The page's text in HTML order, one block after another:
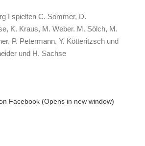
I spielten C. Sommer, D.
K. Kraus, M. Weber. M. Sölch, M.
P. Petermann, Y. Kötteritzsch und
und H. Sachse
Facebook (Opens in new window)